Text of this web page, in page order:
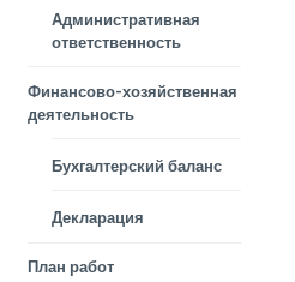
Административная
ответственность
Финансово-хозяйственная
деятельность
Бухгалтерский баланс
Декларация
План работ